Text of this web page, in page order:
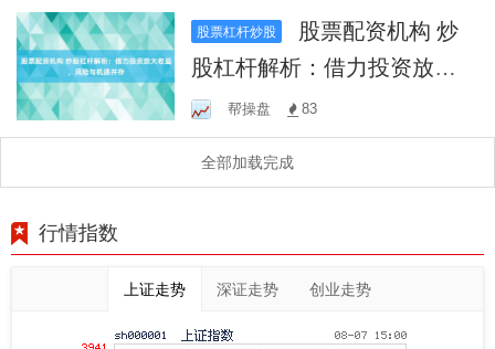
股票杠杆炒股
股杠杆解析：借力投资放大
收益，风险与机遇并存
帮操盘 83
全部加载完成
行情指数
上证走势 深证走势 创业走势